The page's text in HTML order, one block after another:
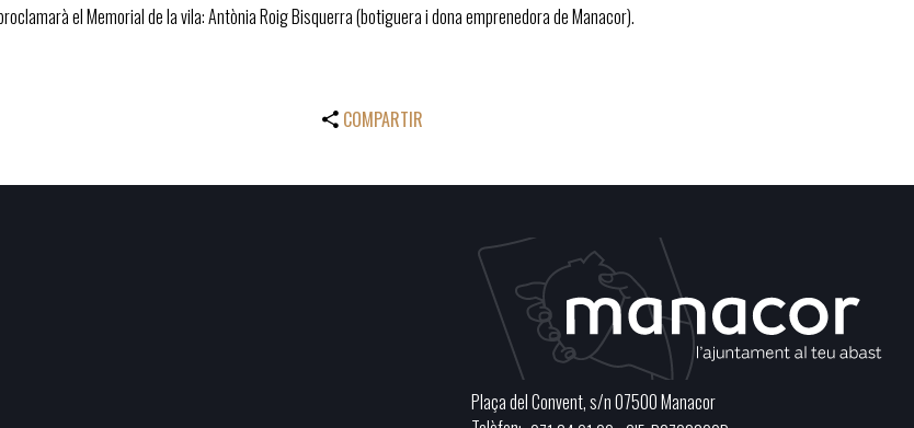
el Memorial de la vila: Antònia Roig Bisquerra (botiguera i dona emprenedora de Manacor).
COMPARTIR
Plaça del Convent, s/n 07500 Manacor